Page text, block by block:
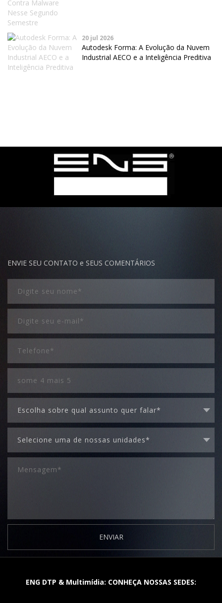
20 jul 2026
Autodesk Forma: A Evolução da Nuvem
Industrial AECO e a Inteligência Preditiva
ENVIE SEU CONTATO e SEUS COMENTÁRIOS
ENVIAR
ENG DTP & Multimídia: CONHEÇA NOSSAS SEDES: